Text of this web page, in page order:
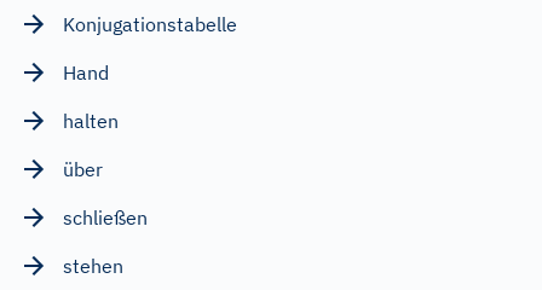
Konjugationstabelle
Hand
halten
über
schließen
stehen